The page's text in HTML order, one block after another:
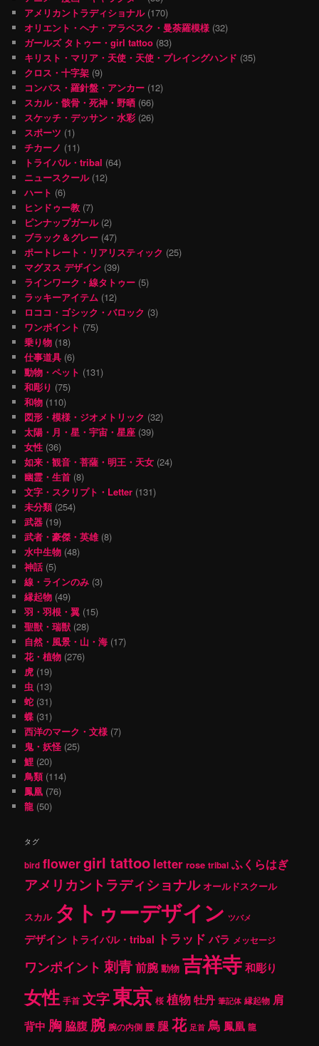
アメリカントラディショナル(170)
オリエント・ヘナ・アラベスク・曼荼羅模様 (32)
ガールズ タトゥー・girl tattoo (83)
キリスト・マリア・天使・天使・プレイングハンド (35)
クロス・十字架 (9)
コンパス・羅針盤・アンカー (12)
スカル・骸骨・死神・野晒 (66)
スケッチ・デッサン・水彩 (26)
スポーツ (1)
チカーノ (11)
トライバル・tribal (64)
ニュースクール(12)
ハート (6)
ヒンドゥー教 (7)
ピンナップガール(2)
ブラック＆グレー (47)
ポートレート・リアリスティック (25)
マグヌス デザイン (39)
ラインワーク・線タトゥー (5)
ラッキーアイテム (12)
ロココ・ゴシック・バロック (3)
ワンポイント (75)
乗り物 (18)
仕事道具 (6)
動物・ペット (131)
和彫り (75)
和物 (110)
図形・模様・ジオメトリック (32)
太陽・月・星・宇宙・星座 (39)
女性 (36)
如来・観音・菩薩・明王・天女 (24)
幽霊・生首 (8)
文字・スクリプト・Letter (131)
未分類(254)
武器 (19)
武者・豪傑・英雄(8)
水中生物 (48)
神話 (5)
線・ラインのみ (3)
縁起物 (49)
羽・羽根・翼 (15)
聖獣・瑞獣 (28)
自然・風景・山・海 (17)
花・植物 (276)
虎 (19)
虫 (13)
蛇 (31)
蝶 (31)
西洋のマーク・文様 (7)
鬼・妖怪 (25)
鯉 (20)
鳥類(114)
鳳凰 (76)
龍 (50)
タグ
bird flowergirl tattoo letter rose tribal ふくらはぎ
アメリカントラディショナル オールドスクール
スカル タトゥーデザイン ツバメ
デザイン トライバル・tribal トラッド バラ メッセージ
ワンポイント 刺青前腕 動物 吉祥寺和彫り
女性 手首 文字東京 桜 植物牡丹 筆記体 縁起物 肩
背中 胸 脇腹 腕 腕の内側 腰 腿花 足首 鳥 鳳凰 龍